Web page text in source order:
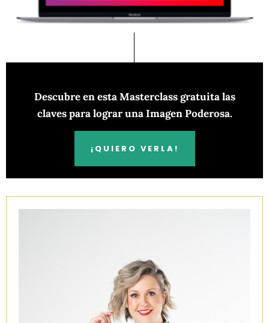
Descubre en esta Masterclass gratuita las
claves para lograr una Imagen Poderosa.
¡QUIERO VERLA!